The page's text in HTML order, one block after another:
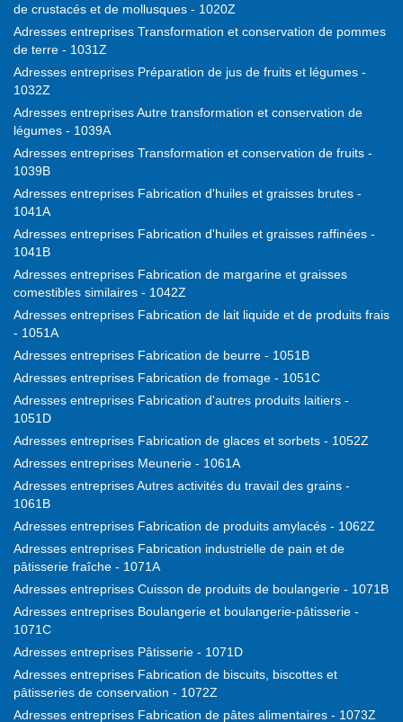
de crustacés et de mollusques - 1020Z
Adresses entreprises Transformation et conservation de pommes
de terre - 1031Z
Adresses entreprises Préparation de jus de fruits et légumes -
1032Z
Adresses entreprises Autre transformation et conservation de
légumes - 1039A
Adresses entreprises Transformation et conservation de fruits -
1039B
Adresses entreprises Fabrication d'huiles et graisses brutes -
1041A
Adresses entreprises Fabrication d'huiles et graisses raffinées -
1041B
Adresses entreprises Fabrication de margarine et graisses
comestibles similaires - 1042Z
Adresses entreprises Fabrication de lait liquide et de produits frais
- 1051A
Adresses entreprises Fabrication de beurre - 1051B
Adresses entreprises Fabrication de fromage - 1051C
Adresses entreprises Fabrication d'autres produits laitiers -
1051D
Adresses entreprises Fabrication de glaces et sorbets - 1052Z
Adresses entreprises Meunerie - 1061A
Adresses entreprises Autres activités du travail des grains -
1061B
Adresses entreprises Fabrication de produits amylacés - 1062Z
Adresses entreprises Fabrication industrielle de pain et de
pâtisserie fraîche - 1071A
Adresses entreprises Cuisson de produits de boulangerie - 1071B
Adresses entreprises Boulangerie et boulangerie-pâtisserie -
1071C
Adresses entreprises Pâtisserie - 1071D
Adresses entreprises Fabrication de biscuits, biscottes et
pâtisseries de conservation - 1072Z
Adresses entreprises Fabrication de pâtes alimentaires - 1073Z